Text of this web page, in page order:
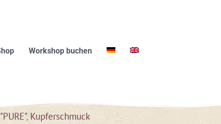
Workshop buchen
, Kupferschmuck